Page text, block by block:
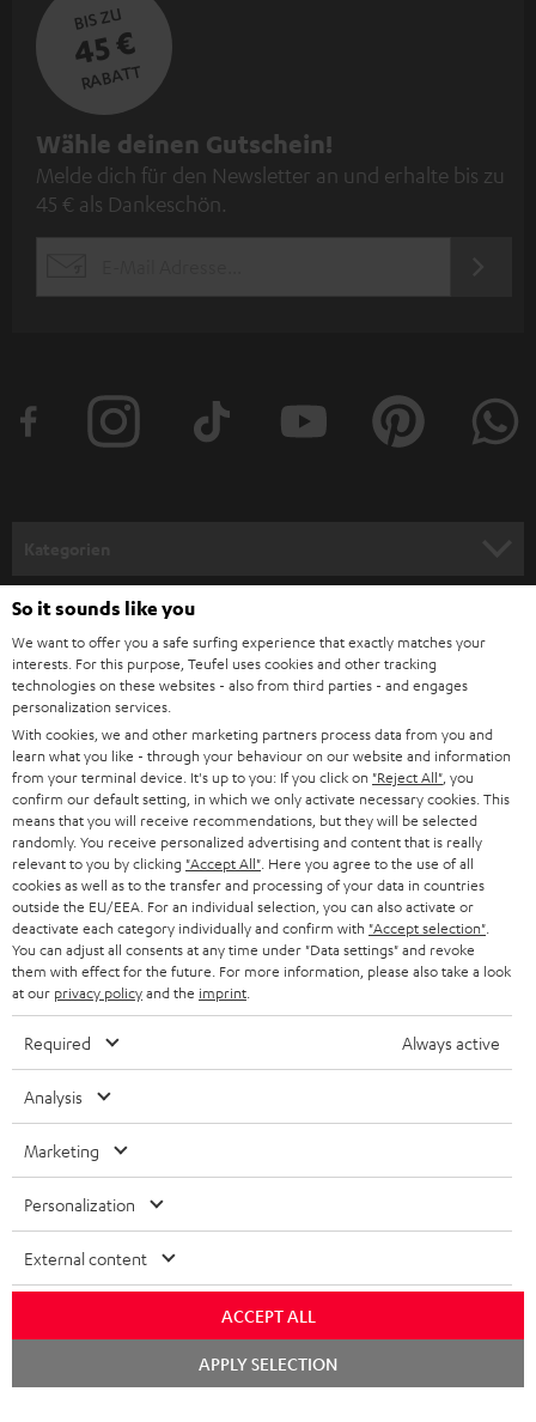
BIS ZU
45 €
RABATT
N
e
w
e
e
l
d
u
n
g
Wähle deinen Gutschein!
Melde dich für den Newsletter an und erhalte bis zu
45 € als Dankeschön.
HEIMKINO
HEIMKINO-KOMPLETTANLAGEN
SOUNDBARS
STEREO
SMART HOME
BLUETOOTH-LAUTSPRECHER
KOPFHÖRER
BLUETOOTH-KOPFHÖRER
LAUTSPRECHER
ULTIMA-SERIE
IN-EAR-KOPFHÖRER
FANSHOP
NEUHEITEN
Unternehmen
SUPPORT
PRESSE & MARKETING
GESCHÄFTSKUNDEN
PARTNERPROGRAMM
BLOG
NEWSLETTER
STORES
DEINE VORTEILE BEI TEUFEL
TEUFEL STORY
UNSER MANAGEMENT
Teufel Onlineshops
DEUTSCHLAND
ÖSTERREICH
SCHWEIZ
NIEDERLANDE
BELGIEN
POLEN
SPANIEN
ITALIEN
WEITERE LÄNDER
Technische Änderungen, Tippfehler und Irrtum vorbehalten. Das auf unseren
Fotos abgebildete Zubehör ist nicht im Lieferumfang enthalten. Etwaige
Datenschutz Daten-Einstellungen
So it sounds like you
We want to offer you a safe surfing experience that exactly matches your
interests. For this purpose, Teufel uses cookies and other tracking
technologies on these websites - also from third parties - and engages
personalization services.
With cookies, we and other marketing partners process data from you and
learn what you like - through your behaviour on our website and information
from your terminal device. It's up to you: If you click on "Reject All" , you
confirm our default setting, in which we only activate necessary cookies. This
means that you will receive recommendations, but they will be selected
randomly. You receive personalized advertising and content that is really
relevant to you by clicking "Accept All" . Here you agree to the use of all
cookies as well as to the transfer and processing of your data in countries
outside the EU/EEA. For an individual selection, you can also activate or
deactivate each category individually and confirm with "Accept selection"
You can adjust all consents at any time under "Data settings" and revoke
them with effect for the future. For more information, please also take a look
at our privacy policyand the imprint
Required Always active
Analysis
Marketing
Personalization
External content
ACCEPT ALL
APPLY SELECTION